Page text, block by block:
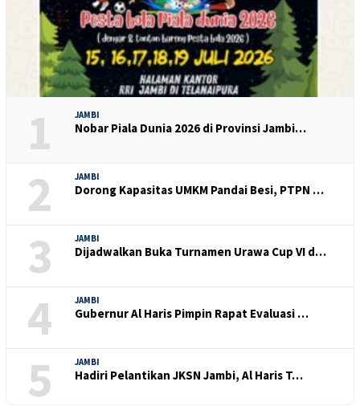
1 JAMBI
Nobar Piala Dunia 2026 di Provinsi Jambi…
2 JAMBI
Dorong Kapasitas UMKM Pandai Besi, PTPN …
3 JAMBI
Dijadwalkan Buka Turnamen Urawa Cup VI d…
4 JAMBI
Gubernur Al Haris Pimpin Rapat Evaluasi …
5 JAMBI
Hadiri Pelantikan JKSN Jambi, Al Haris T…